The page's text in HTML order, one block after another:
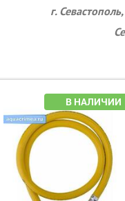
г.